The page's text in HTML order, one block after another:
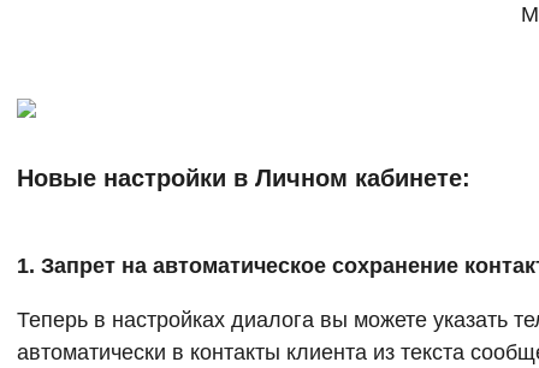
Новые настройки в Личном кабинете:
1. Запрет на автоматическое сохранение
Теперь в настройках диалога вы можете указать
автоматически в контакты клиента из текста